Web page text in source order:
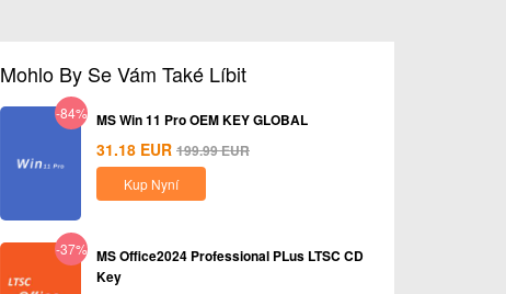
Mohlo By Se Vám Také Líbit
-84% MS Win 11 Pro OEM KEY GLOBAL
31.18 EUR 199.99EUR
Kup Nyní
-37% MS Office2024 Professional PLus LTSC CD
Key